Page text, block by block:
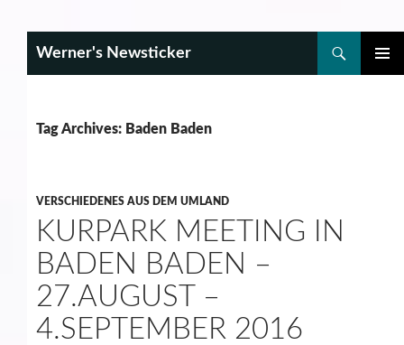
Werner's Newsticker
Tag Archives: Baden Baden
VERSCHIEDENES AUS DEM UMLAND
KURPARK MEETING IN
BADEN BADEN –
27.AUGUST –
4.SEPTEMBER 2016